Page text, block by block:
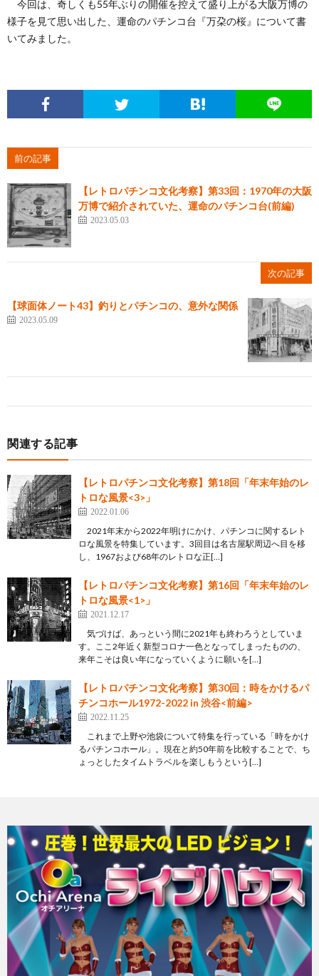
今回は、奇しくも55年ぶりの開催を控えて盛り上がる大阪万博の
様子を見て思い出した、運命のパチンコ台『万朶の桜』について書
いてみました。
前の記事
【レトロパチンコ文化考察】第33回：1970年の大阪
万博で紹介されていた、運命のパチンコ台(前編)
2023.05.03
次の記事
【球面体ノート43】釣りとパチンコの、意外な関係
2023.05.09
関連する記事
【レトロパチンコ文化考察】第18回「年末年始のレ
トロな風景<3>」
2022.01.06
2021年末から2022年明けにかけ、パチンコに関するレト
ロな風景を特集しています。3回目は名古屋駅周辺へ目を移
し、1967および68年のレトロな正[…]
【レトロパチンコ文化考察】第16回「年末年始のレ
トロな風景<1>」
2021.12.17
気づけば、あっという間に2021年も終わろうとしていま
す。ここ2年近く新型コロナ一色となってしまったものの、
来年こそは良い年になっていくように願いを[…]
【レトロパチンコ文化考察】第30回：時をかけるパ
チンコホール1972-2022 in 渋谷<前編>
2022.11.25
これまで上野や池袋について特集を行っている「時をかけ
るパチンコホール」。現在と約50年前を比較することで、ち
ょっとしたタイムトラベルを楽しもうという[…]